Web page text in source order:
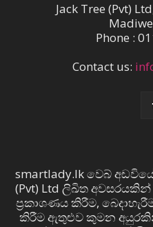
Jack Tree (Pvt)
Phone :
Contact us:
smartlady.lk වෙබ්
(Pvt) Ltd ලිඛිත
ප්‍රකාශණය කිරීම,
කිරීම ඇතුළුව කුමන